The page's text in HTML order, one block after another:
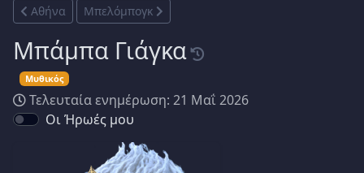
Αθήνα Μπελόμπογκ
Μπάμπα Γιάγκα
Μυθικός
Τελευταία ενημέρωση: 21 Μαΐ 2026
Οι Ήρωές μου